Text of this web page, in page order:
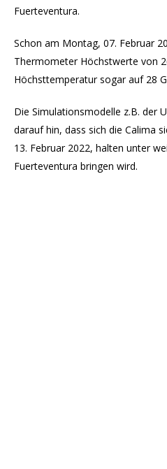
Fuerteventura.
Schon am Montag, 07. Februar
Thermometer Höchstwerte von
Höchsttemperatur sogar auf 28
Die Simulationsmodelle z.B. der
darauf hin, dass sich die Calima
13. Februar 2022, halten unter
Fuerteventura bringen wird.